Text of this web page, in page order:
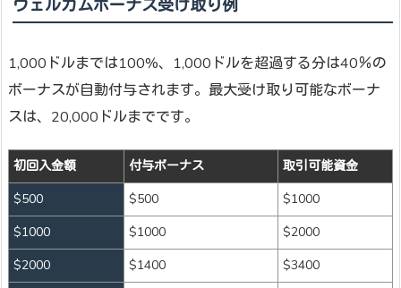
ウェルカムボーナス受け取り例
1,000ドルまでは100%、1,000ドルを超過する分は40％の
ボーナスが自動付与されます。最大受け取り可能なボーナ
スは、20,000ドルまでです。
初回入金額 付与ボーナス
取引可能資金
$500
$500
$1000
$1000
$1000
$2000
$2000
$1400
$3400